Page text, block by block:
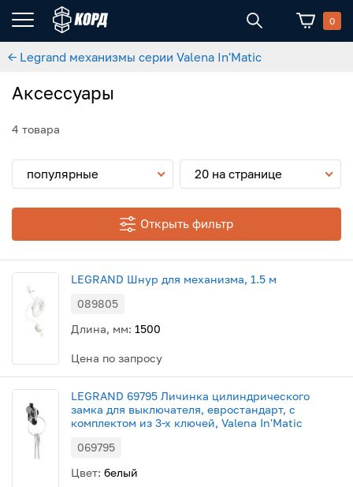
0
← Legrand механизмы серии Valena In'Matic
Аксессуары
4 товара
популярные 20 на странице
Открыть фильтр
LEGRAND Шнур для механизма, 1.5 м
089805
Длина, мм: 1500
Цена по запросу
LEGRAND 69795 Личинка цилиндрического
замка для выключателя, евростандарт, с
комплектом из 3-х ключей, Valena In'Matic
069795
Цвет: белый